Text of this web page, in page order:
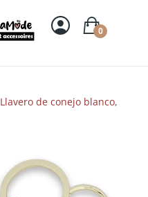
0
Llavero de conejo blanco,